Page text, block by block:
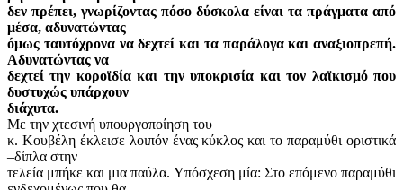
δεν πρέπει, γνωρίζοντας πόσο δύσκολα είναι τα πράγματα από
μέσα, αδυνατώντας
όμως ταυτόχρονα να δεχτεί και τα παράλογα και αναξιοπρεπή.
Αδυνατώντας να
δεχτεί την κοροϊδία και την υποκρισία και τον λαϊκισμό που
δυστυχώς υπάρχουν
διάχυτα.
Με την χτεσινή υπουργοποίηση του
κ. Κουβέλη έκλεισε λοιπόν ένας κύκλος και το παραμύθι οριστικά
–δίπλα στην
τελεία μπήκε και μια παύλα. Υπόσχεση μία: Στο επόμενο παραμύθι